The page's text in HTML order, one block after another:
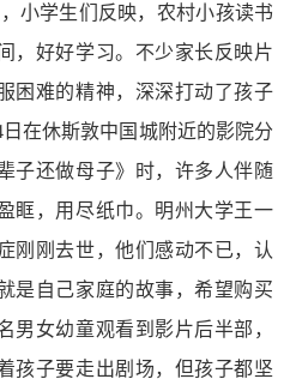
小学生们反映，农村小孩读书
，好好学习。不少家长反映片
困难的精神，深深打动了孩子
在休斯敦中国城附近的影院分
子还做母子》时，许多人伴随
眶，用尽纸巾。明州大学王一
刚刚去世，他们感动不已，认
是自己家庭的故事，希望购买
男女幼童观看到影片后半部，
孩子要走出剧场，但孩子都坚